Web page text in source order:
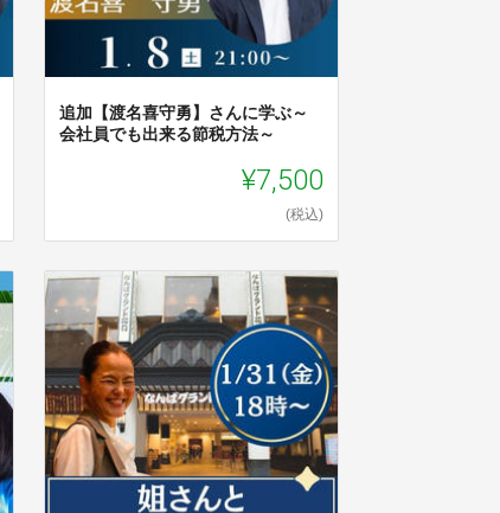
追加【渡名喜守勇】さんに学ぶ～
会社員でも出来る節税方法～
¥7,500
(税込)